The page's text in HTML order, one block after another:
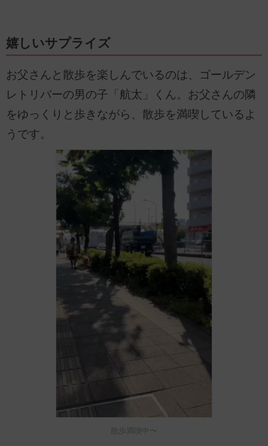
嬉しいサプライズ
お父さんと散歩を楽しんでいるのは、ゴールデン
レトリバーの男の子「航太」くん。お父さんの隣
をゆっくりと歩きながら、散歩を満喫しているよ
うです。
散歩満喫中〜